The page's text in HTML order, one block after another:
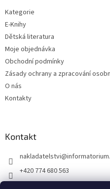
Kategorie
E-Knihy
Dětská literatura
Moje objednávka
Obchodní podmínky
Zásady ochrany a zpracování
O nás
Kontakty
Kontakt
nakladatelstvi@
+420 774 680 563